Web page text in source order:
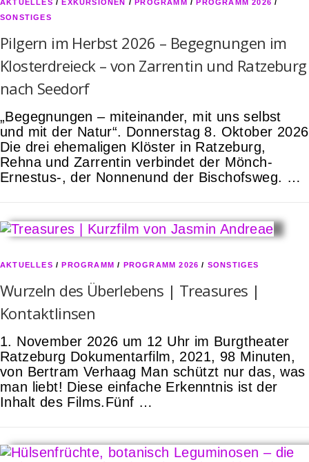
AKTUELLES / EXKURSIONEN / PROGRAMM / PROGRAMM 2026 /
SONSTIGES
Pilgern im Herbst 2026 – Begegnungen im
Klosterdreieck – von Zarrentin und Ratzeburg
nach Seedorf
„Begegnungen – miteinander, mit uns selbst
und mit der Natur“. Donnerstag 8. Oktober 2026
Die drei ehemaligen Klöster in Ratzeburg,
Rehna und Zarrentin verbindet der Mönch-
Ernestus-, der Nonnenund der Bischofsweg. …
AKTUELLES /PROGRAMM / PROGRAMM 2026 / SONSTIGES
Wurzeln des Überlebens | Treasures |
Kontaktlinsen
1. November 2026 um 12 Uhr im Burgtheater
Ratzeburg Dokumentarfilm, 2021, 98 Minuten,
von Bertram Verhaag Man schützt nur das, was
man liebt! Diese einfache Erkenntnis ist der
Inhalt des Films.Fünf …